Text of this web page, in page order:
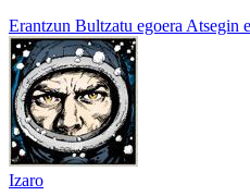
Erantzun Bultzatu egoera Atsegin
Izaro